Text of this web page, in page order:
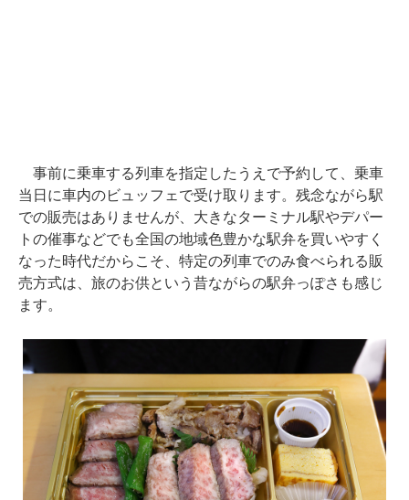
事前に乗車する列車を指定したうえで予約して、乗車
当日に車内のビュッフェで受け取ります。残念ながら駅
での販売はありませんが、大きなターミナル駅やデパー
トの催事などでも全国の地域色豊かな駅弁を買いやすく
なった時代だからこそ、特定の列車でのみ食べられる販
売方式は、旅のお供という昔ながらの駅弁っぽさも感じ
ます。